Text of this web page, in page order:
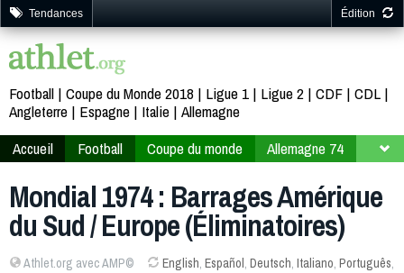
Tendances Édition
Football Coupe du Monde 2018 Ligue 1 Ligue 2 CDF CDL
Angleterre
Espagne Italie Allemagne
Accueil
Football Coupe du monde
Allemagne 74
Mondial 1974 : Barrages Amérique
du Sud / Europe (Éliminatoires)
Athlet.org avec AMP© English, Español, Deutsch, Italiano, Português,